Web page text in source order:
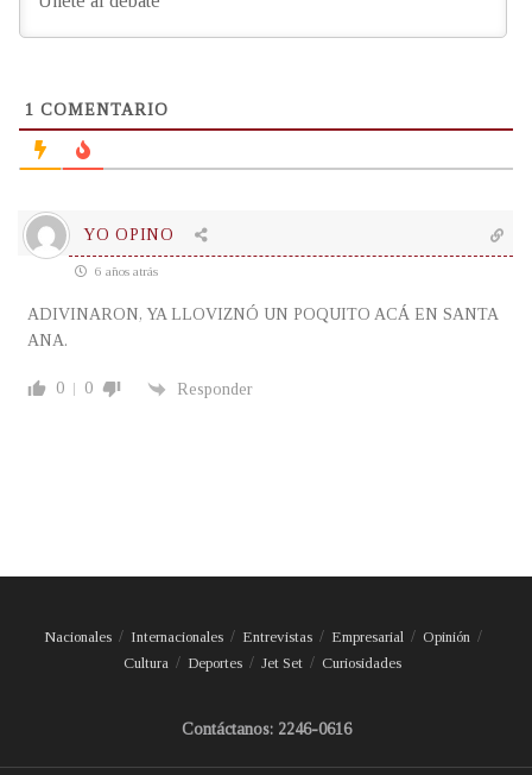
1 COMENTARIO
YO OPINO
6 años atrás
ADIVINARON, YA LLOVIZNÓ UN POQUITO ACÁ EN SANTA
ANA.
0 0 Responder
Nacionales Internacionales Entrevistas Empresarial
Opinión
Cultura
Deportes Jet Set Curiosidades
Contáctanos: 2246-0616